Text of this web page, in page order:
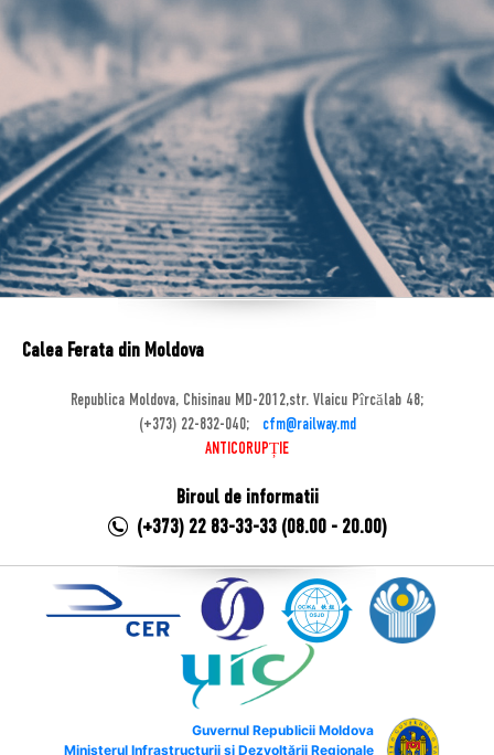
Calea Ferata din Moldova
Republica Moldova, Chisinau MD-2012,str. Vlaicu Pîrcălab 48;
(+373) 22-832-040;
cfm@railway.md
ANTICORUPȚIE
Biroul de informatii
(+373) 22 83-33-33 (08.00 - 20.00)
Guvernul Republicii Moldova
Ministerul Infrastructurii și Dezvoltării Regionale